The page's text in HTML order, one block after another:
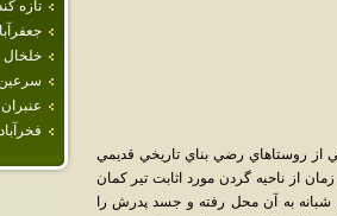
تازه
خلخال
عنبران
روستاهاي رضي بناي تاريخي قديمي
از ناحيه گردن مورد اثابت تير كمان
به آن محل رفته و جسد پدرش را